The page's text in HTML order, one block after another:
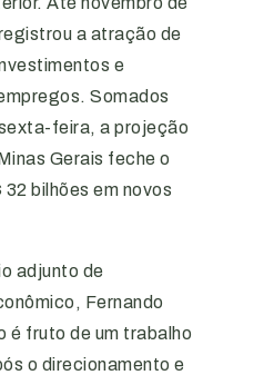
a atração de
e
Somados
feira, a projeção
Gerais feche o
bilhões em novos
adjunto de
Fernando
é fruto de um trabalho
o direcionamento e